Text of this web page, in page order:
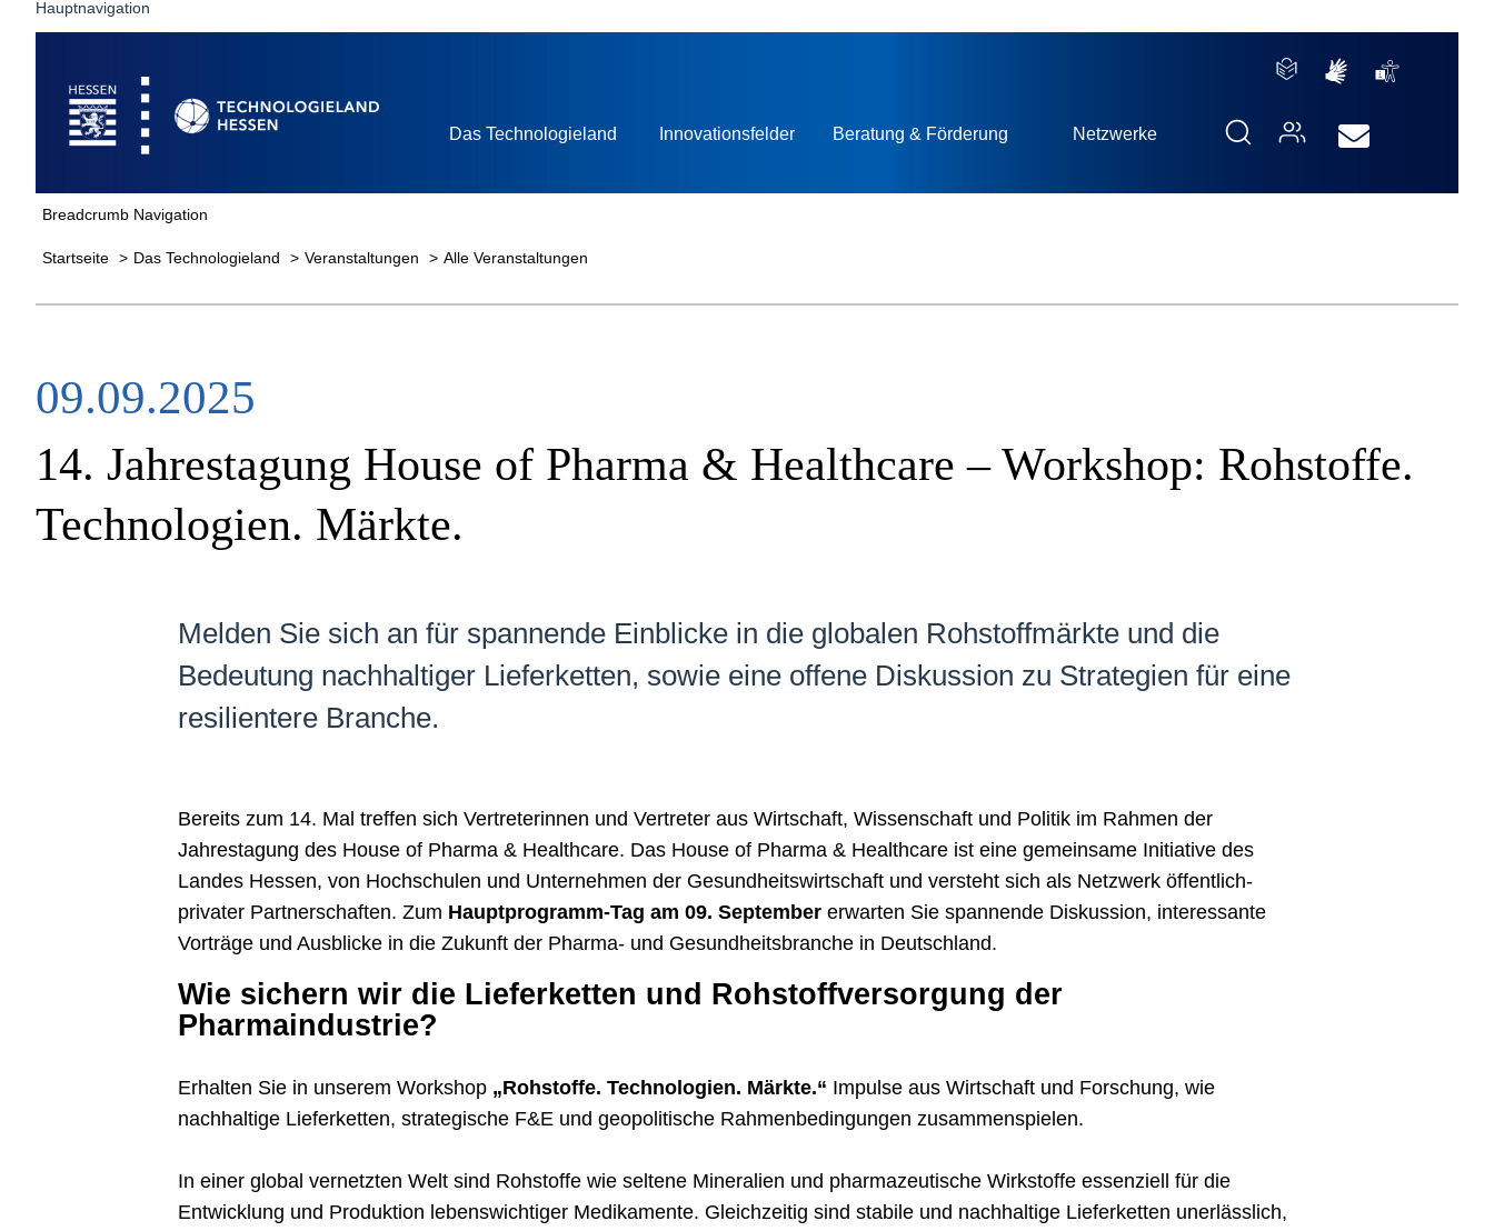
Hauptnavigation
Startseite
Das Technologieland Innovationsfelder Beratung & Förderung Netzwerke
Breadcrumb Navigation
Startseite Das Technologieland Veranstaltungen Alle Veranstaltungen
09.09.2025
14. Jahrestagung House of Pharma & Healthcare – Workshop: Rohstoffe.
Technologien. Märkte.
Melden Sie sich an für spannende Einblicke in die globalen Rohstoffmärkte und die
Bedeutung nachhaltiger Lieferketten, sowie eine offene Diskussion zu Strategien für eine
resilientere Branche.
Bereits zum 14. Mal treffen sich Vertreterinnen und Vertreter aus Wirtschaft, Wissenschaft und Politik im Rahmen der
Jahrestagung des House of Pharma & Healthcare. Das House of Pharma & Healthcare ist eine gemeinsame Initiative des
Landes Hessen, von Hochschulen und Unternehmen der Gesundheitswirtschaft und versteht sich als Netzwerk öffentlich-
privater Partnerschaften. Zum Hauptprogramm-Tag am 09. September erwarten Sie spannende Diskussion, interessante
Vorträge und Ausblicke in die Zukunft der Pharma- und Gesundheitsbranche in Deutschland.
Wie sichern wir die Lieferketten und Rohstoffversorgung der
Pharmaindustrie?
Erhalten Sie in unserem Workshop „Rohstoffe. Technologien. Märkte.“ Impulse aus Wirtschaft und Forschung, wie
nachhaltige Lieferketten, strategische F&E und geopolitische Rahmenbedingungen zusammenspielen.
In einer global vernetzten Welt sind Rohstoffe wie seltene Mineralien und pharmazeutische Wirkstoffe essenziell für die
Entwicklung und Produktion lebenswichtiger Medikamente. Gleichzeitig sind stabile und nachhaltige Lieferketten unerlässlich,